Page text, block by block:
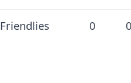
Friendlies 0